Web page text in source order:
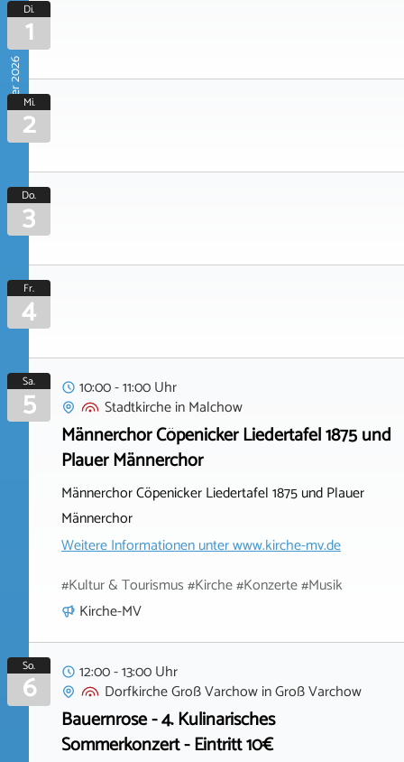
September 2026
Di.
1
Mi.
2
Do.
3
Fr.
4
Sa.
5
10:00 - 11:00 Uhr
StadtkircheinMalchow
Männerchor Cöpenicker Liedertafel 1875 und
Plauer Männerchor
Männerchor Cöpenicker Liedertafel 1875 und Plauer
Männerchor
Weitere Informationen unterwww.kirche-mv.de
#Kultur & Tourismus #Kirche #Konzerte #Musik
Kirche-MV
So.
6
12:00 - 13:00 Uhr
Dorfkirche Groß VarchowinGroß Varchow
Bauernrose - 4. Kulinarisches
Sommerkonzert - Eintritt 10€